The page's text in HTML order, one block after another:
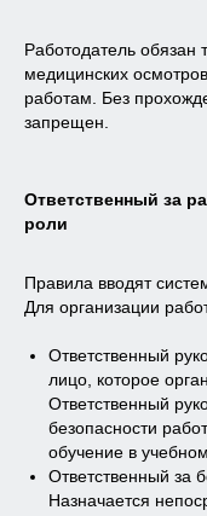
Работодатель обязан
медицинских
работам. Без
запрещен.
Ответственный за
роли
Правила вводят
Для организации
Ответственный
лицо, которое
Ответственный
безопасности
обучение в
Ответственный за
Назначается